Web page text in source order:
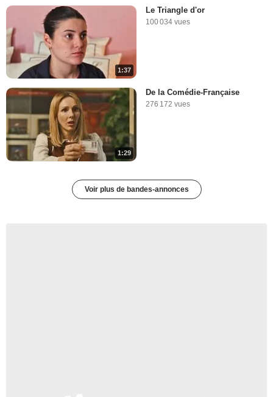
1:37
Le Triangle d'or
100 034 vues
1:29
De la Comédie-Française
276 172 vues
Voir plus de bandes-annonces